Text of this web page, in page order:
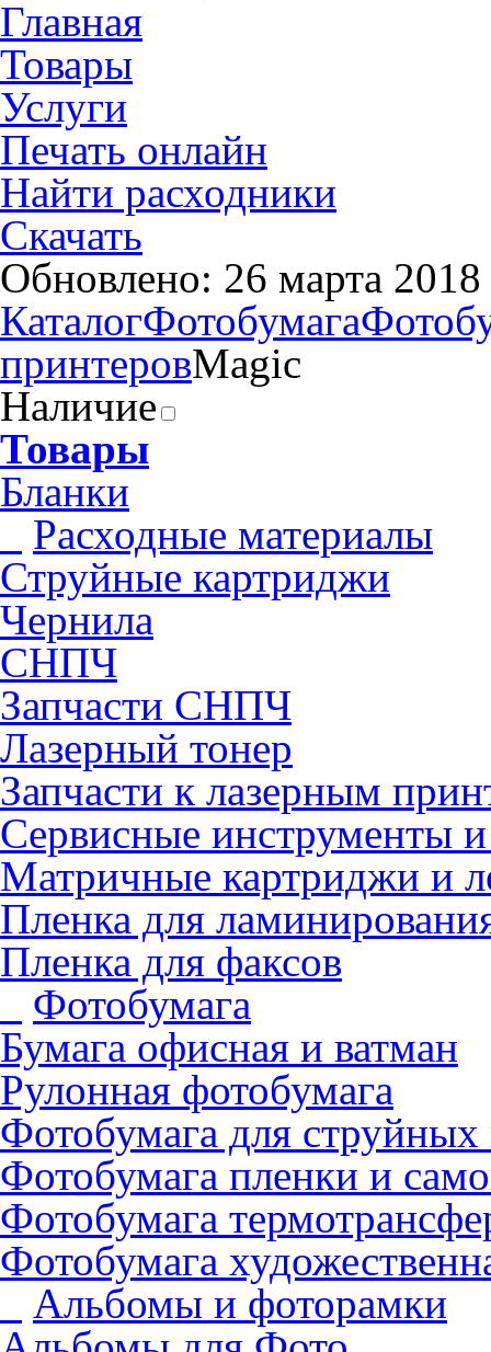
Главная
Товары
Услуги
Печать онлайн
Найти расходники
Скачать
Обновлено: 26 марта 2018
КаталогФотобумага
принтеровMagic
Наличие
Товары
Бланки
Pасходные материалы
Струйные картриджи
Чернила
СНПЧ
Запчасти СНПЧ
Лазерный тонер
Запчасти к лазерным
Сервисные инструменты
Матричные картриджи и
Пленка для
Пленка для факсов
Фотобумага
Бумага офисная и ватман
Рулонная фотобумага
Фотобумага для cтруйных
Фотобумага пленки и
Фотобумага
Фотобумага
Альбомы и фоторамки